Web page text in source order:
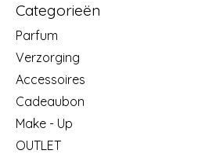
Categorieën
Parfum
Verzorging
Accessoires
Cadeaubon
Make - Up
OUTLET